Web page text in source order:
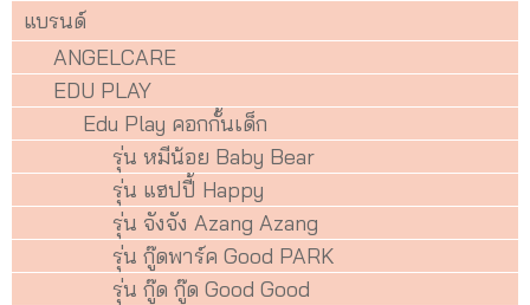
แบรนด์
ANGELCARE
EDU PLAY
Edu Play คอกกั้นเด็ก
รุ่น หมีน้อย Baby Bear
รุ่น แฮปปี้ Happy
รุ่น จังจัง Azang Azang
รุ่น กู๊ดพาร์ค Good PARK
รุ่น กู๊ด กู๊ด Good Good